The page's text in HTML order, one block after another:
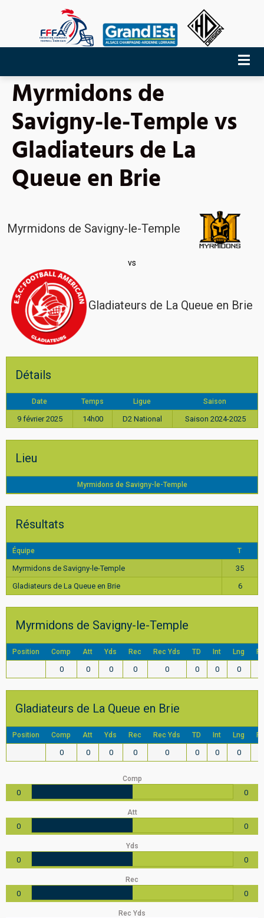
Myrmidons de
Savigny-le-Temple vs
Gladiateurs de La
Queue en Brie
Myrmidons de Savigny-le-Temple
vs
Gladiateurs de La Queue en Brie
Détails
Date Temps Ligue Saison
9 février 2025 14h00 D2 National Saison 2024-2025
Lieu
Myrmidons de Savigny-le-Temple
Résultats
Équipe T
Myrmidons de Savigny-le-Temple
35
Gladiateurs de La Queue en Brie
6
Myrmidons de Savigny-le-Temple
Position Comp Att Yds Rec Rec Yds TD Int Lng
0 0 0 0 0 0 0 0
Gladiateurs de La Queue en Brie
Position Comp Att Yds Rec Rec Yds TD Int Lng
0 0 0 0 0 0 0 0
Comp
0 0
Att
0 0
Yds
0 0
Rec
0 0
Rec Yds